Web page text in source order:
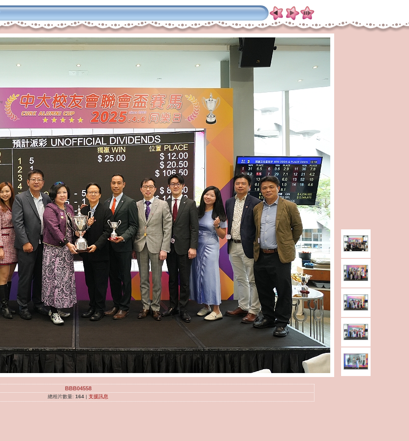
BBB04558
總相片數量:164 |支援訊息